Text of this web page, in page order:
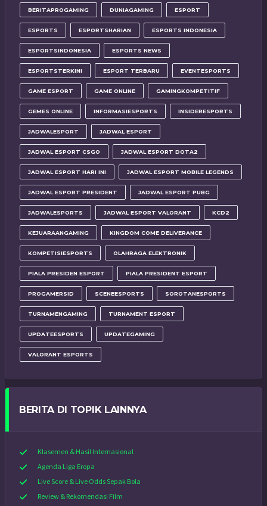
BERITAPROGAMING DUNIAGAMING ESPORT
ESPORTS ESPORTSHARIAN ESPORTS INDONESIA
ESPORTSINDONESIA ESPORTS NEWS
ESPORTSTERKINI ESPORT TERBARU EVENTESPORTS
GAME ESPORT GAME ONLINE GAMINGKOMPETITIF
GEMES ONLINE INFORMASIESPORTS INSIDERESPORTS
JADWALESPORT JADWAL ESPORT
JADWAL ESPORT CSGO JADWAL ESPORT DOTA2
JADWAL ESPORT HARI INI JADWAL ESPORT MOBILE LEGENDS
JADWAL ESPORT PRESIDENT JADWAL ESPORT PUBG
JADWALESPORTS JADWAL ESPORT VALORANT KCD2
KEJUARAANGAMING KINGDOM COME DELIVERANCE
KOMPETISIESPORTS OLAHRAGA ELEKTRONIK
PIALA PRESIDEN ESPORT PIALA PRESIDENT ESPORT
PROGAMERSID SCENEESPORTS SOROTANESPORTS
TURNAMENGAMING TURNAMENT ESPORT
UPDATEESPORTS UPDATEGAMING
VALORANT ESPORTS
BERITA DI TOPIK LAINNYA
Klasemen & Hasil Internasional
Agenda Liga Eropa
Live Score & Live Odds Sepak Bola
Review & Rekomendasi Film